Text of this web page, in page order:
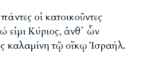
οἱ κατοικοῦντες
εἰμι Κύριος, ἀνθ᾽ ὧν
καλαμίνη τῷ οἴκῳ Ἰσραήλ.